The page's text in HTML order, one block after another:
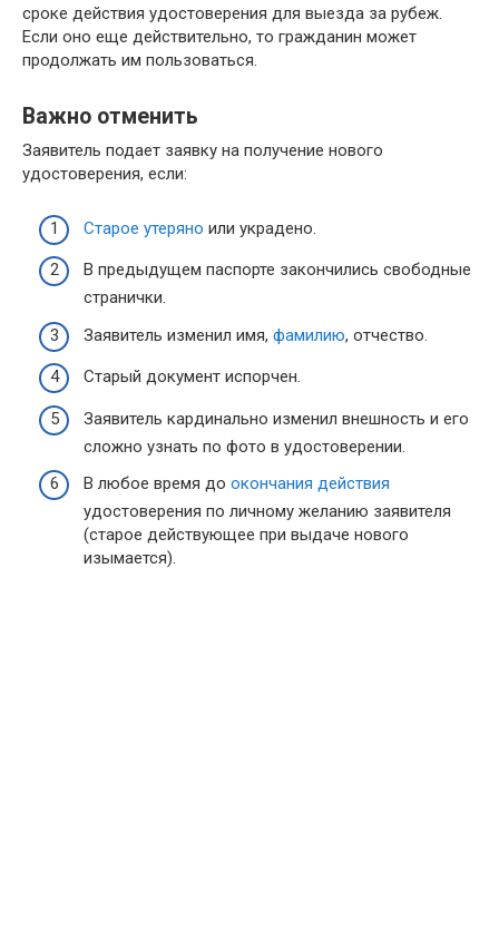
сроке действия удостоверения для выезда за рубеж.
Если оно еще действительно, то гражданин может
продолжать им пользоваться.
Важно отменить
Заявитель подает заявку на получение нового
удостоверения, если:
Старое утеряно или украдено.
В предыдущем паспорте закончились свободные
странички.
Заявитель изменил имя, фамилию, отчество.
Старый документ испорчен.
Заявитель кардинально изменил внешность и его
сложно узнать по фото в удостоверении.
В любое время до окончания действия
удостоверения по личному желанию заявителя
(старое действующее при выдаче нового
изымается).